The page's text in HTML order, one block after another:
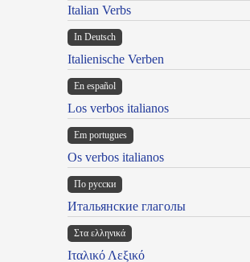
Italian Verbs
In Deutsch
Italienische Verben
En español
Los verbos italianos
Em portugues
Os verbos italianos
По русски
Итальянские глаголы
Στα ελληνικά
Ιταλικό Λεξικό